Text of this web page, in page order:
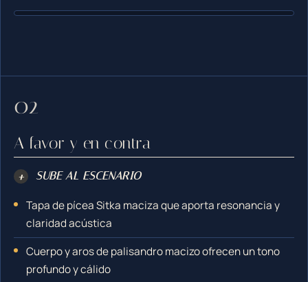
A favor y en contra
+ SUBE AL ESCENARIO
Tapa de pícea Sitka maciza que aporta resonancia y
claridad acústica
Cuerpo y aros de palisandro macizo ofrecen un tono
profundo y cálido